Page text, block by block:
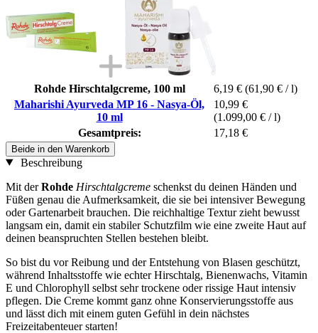
Rohde Hirschtalgcreme, 100 ml 6,19 € (61,90 € / l)
Maharishi Ayurveda MP 16 - Nasya-Öl,
10 ml
10,99 €
(1.099,00 € / l)
Gesamtpreis:
17,18 €
Beide in den Warenkorb
Beschreibung
Mit derRohde Hirschtalgcreme schenkst du deinen Händen und
Füßen genau die Aufmerksamkeit, die sie bei intensiver Bewegung
oder Gartenarbeit brauchen. Die reichhaltige Textur zieht bewusst
langsam ein, damit ein stabiler Schutzfilm wie eine zweite Haut auf
deinen beanspruchten Stellen bestehen bleibt.
So bist du vor Reibung und der Entstehung von Blasen geschützt,
während Inhaltsstoffe wie echter Hirschtalg, Bienenwachs, Vitamin
E und Chlorophyll selbst sehr trockene oder rissige Haut intensiv
pflegen. Die Creme kommt ganz ohne Konservierungsstoffe aus
und lässt dich mit einem guten Gefühl in dein nächstes
Freizeitabenteuer starten!